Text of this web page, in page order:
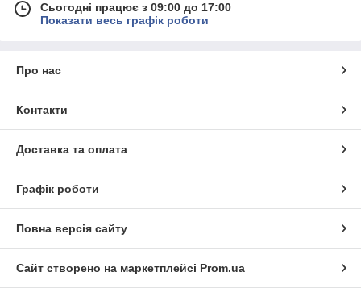
Сьогодні працює з 09:00 до 17:00
Показати весь графік роботи
Про нас
Контакти
Доставка та оплата
Графік роботи
Повна версія сайту
Сайт створено на маркетплейсі Prom.ua